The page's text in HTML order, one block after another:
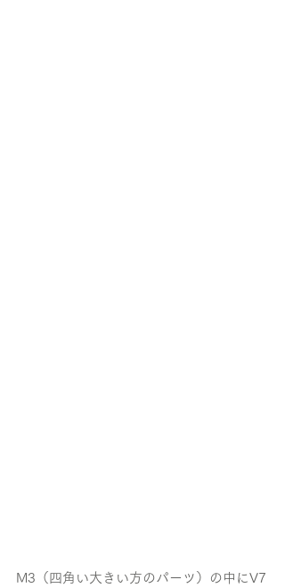
M3（四角い大きい方のパーツ）の中にV7